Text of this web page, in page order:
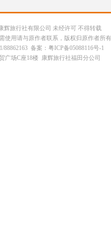
辉旅行社有限公司 未经许可 不得转载
使用请与原作者联系，版权归原作者所
88862163 备案：粤ICP备05088116号-1
广场C座18楼 康辉旅行社福田分公司